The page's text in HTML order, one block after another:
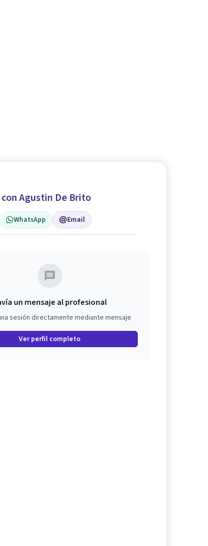
Agustin De Brito
WhatsApp Email
un mensaje al profesional
sesión directamente mediante mensaje
Ver perfil completo